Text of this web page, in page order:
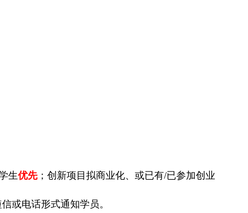
生优先；创新项目拟商业化、或已有/已参加创业
或电话形式通知学员。